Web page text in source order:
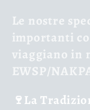
Le nostre
importanti
viaggiano in
EWSP/
🍷La